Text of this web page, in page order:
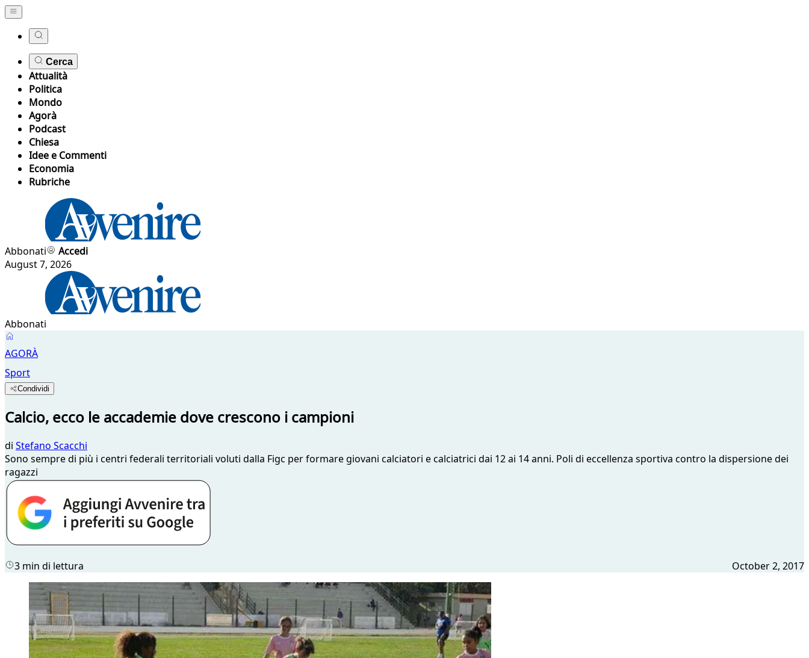
Cerca
Attualità
Politica
Mondo
Agorà
Podcast
Chiesa
Idee e Commenti
Economia
Rubriche
Abbonati
Accedi
August 7, 2026
Abbonati
AGORÀ
Sport
Condividi
Calcio, ecco le accademie dove crescono i campioni
di Stefano Scacchi
Sono sempre di più i centri federali territoriali voluti dalla Figc per formare giovani calciatori e calciatrici dai 12 ai 14 anni. Poli di eccellenza sportiva contro la dispersione dei
ragazzi
3 min di lettura October 2, 2017